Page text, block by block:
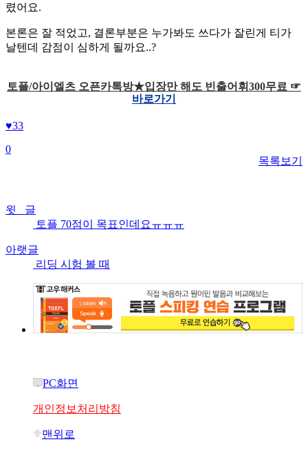
렸어요.
본론은 잘 적었고, 결론부분은 누가봐도 쓰다가 잘린게 티가
날텐데 감점이 심하게 될까요..?
토플/아이엘츠 오픈카톡방★입장만 해도 빈출어휘300무료 ☞
바로가기
♥33
목록보기
0
윗 글
토플 70점이 목표인데요ㅠㅠㅠ
아랫글
리딩 시험 볼 때
PC화면
개인정보처리방침
맨위로